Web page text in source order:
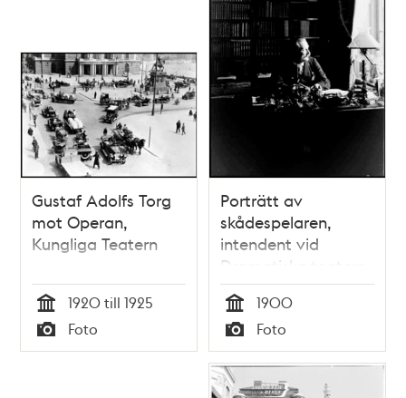
Gustaf Adolfs Torg
mot Operan,
Kungliga Teatern
Tid
1920 till 1925
Typ
Foto
Porträtt av
skådespelaren,
intendent vid
Dramatiska teatern,
Nils Edvard
Personne
Tid
1900
Typ
Foto